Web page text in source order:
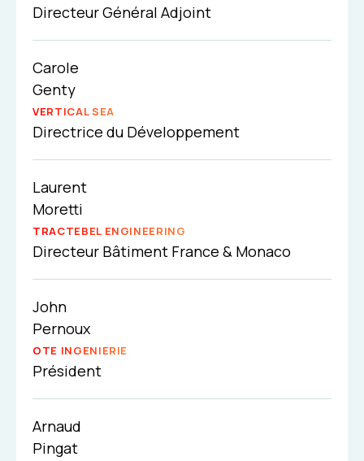
Directeur Général Adjoint
Carole
Genty
VERTICAL SEA
Directrice du Développement
Laurent
Moretti
TRACTEBEL ENGINEERING
Directeur Bâtiment France & Monaco
John
Pernoux
OTE INGENIERIE
Président
Arnaud
Pingat